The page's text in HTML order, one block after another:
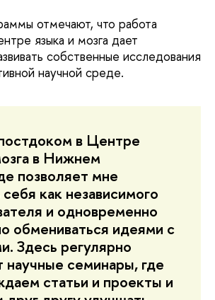
отмечают, что работа
языка и мозга дает
собственные исследования
научной среде.
в Центре
в Нижнем
позволяет мне
как независимого
и одновременно
обмениваться идеями с
Здесь регулярно
научные семинары, где
статьи и проекты и